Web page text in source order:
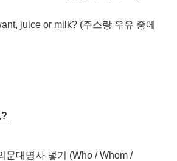
juice or milk? (주스랑 우유 중에
대명사 넣기 (Who / Whom /